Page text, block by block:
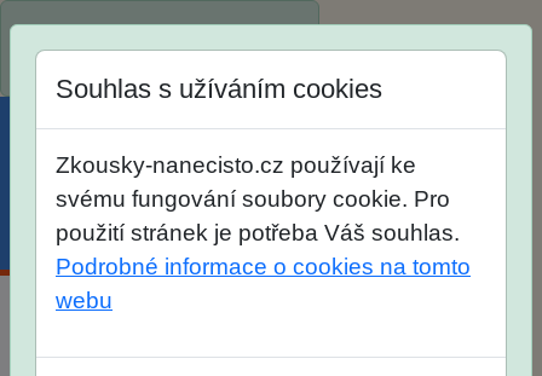
Menu Účet Košík
Souhlas s užíváním cookies
Zkousky-nanecisto.cz používají ke
svému fungování soubory cookie. Pro
použití stránek je potřeba Váš souhlas.
Podrobné informace o cookies na tomto
webu